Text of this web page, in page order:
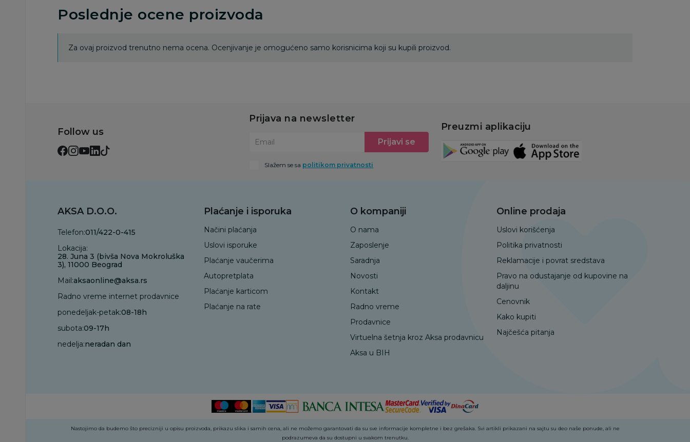
Poslednje ocene proizvoda
Za ovaj proizvod trenutno nema ocena. Ocenjivanje je omogućeno samo korisnicima koji su kupili proizvod.
Follow us
Prijava na newsletter
Email Prijavi se
Slažem se sa politikom privatnosti
Preuzmi aplikaciju
AKSA D.O.O.
Telefon:011/422-0-415
Lokacija:
28. Juna 3 (bivša Nova Mokroluška
3), 11000 Beograd
Mail:aksaonline@aksa.rs
Radno vreme internet prodavnice
ponedeljak-petak:08-18h
subota:09-17h
nedelja:neradan dan
Plaćanje i isporuka
Načini plaćanja
Uslovi isporuke
Plaćanje vaučerima
Autopretplata
Plaćanje karticom
Plaćanje na rate
O kompaniji
O nama
Zaposlenje
Saradnja
Novosti
Kontakt
Radno vreme
Prodavnice
Virtuelna šetnja kroz Aksa prodavnicu
Aksa u BIH
Online prodaja
Uslovi korišćenja
Politika privatnosti
Reklamacije i povrat sredstava
Pravo na odustajanje od kupovine na
daljinu
Cenovnik
Kako kupiti
Najčešća pitanja
Nastojimo da budemo što precizniji u opisu proizvoda, prikazu slika i samih cena, ali ne možemo garantovati da su sve informacije kompletne i bez grešaka. Svi artikli prikazani na sajtu su deo naše ponude, ali ne
podrazumeva da su dostupni u svakom trenutku.